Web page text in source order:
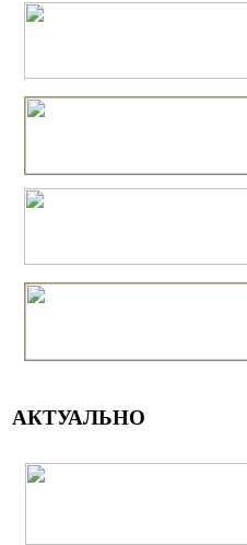
АКТУАЛЬНО